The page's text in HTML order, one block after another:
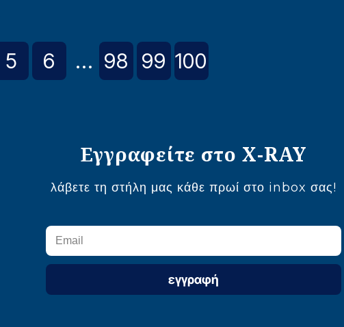
5 6 ... 98 99 100
Εγγραφείτε στο X-RAY
λάβετε τη στήλη μας κάθε πρωί στο inbox σας!
εγγραφή